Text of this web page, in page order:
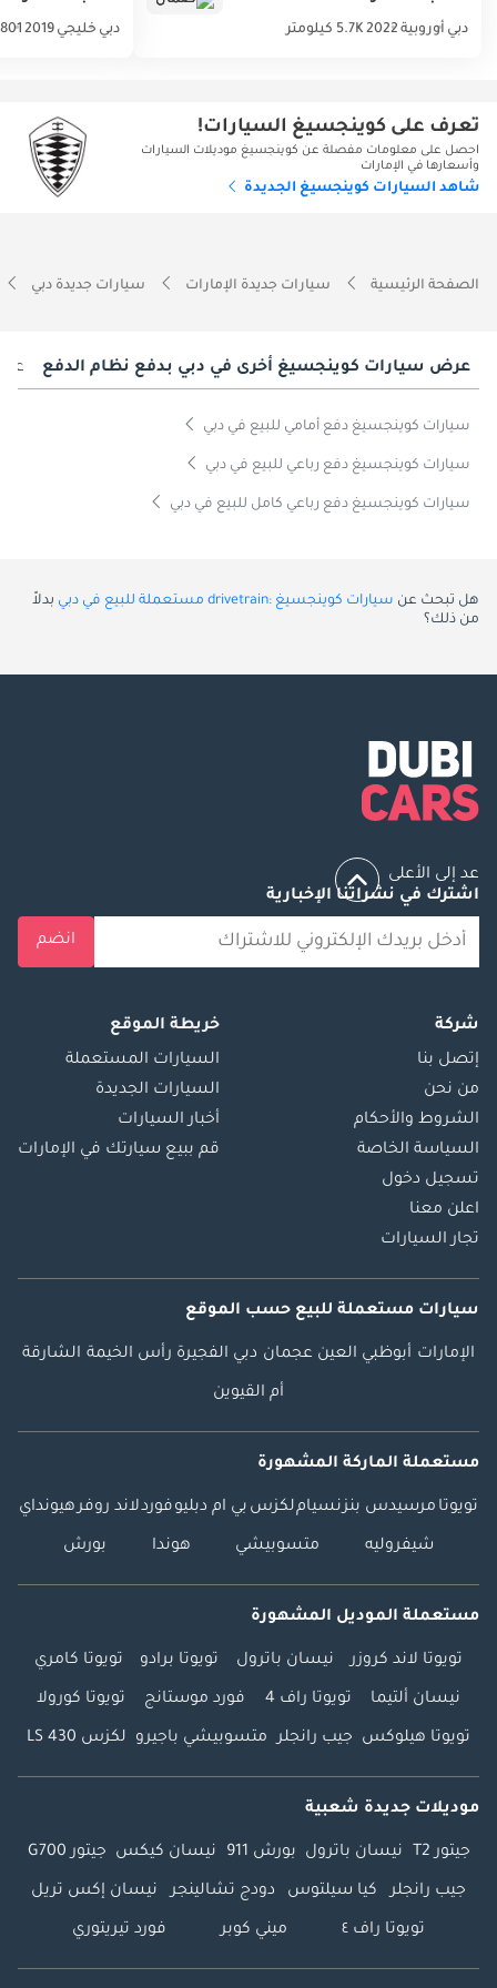
دبي أوروبية 20225.7K كيلومتر دبي خليجي 2019 801 كيلومتر
تعرف على كوينجسيغ السيارات!
احصل على معلومات مفصلة عن كوينجسيغ موديلات السيارات
وأسعارها في الإمارات
شاهد السيارات كوينجسيغ الجديدة
الصفحة الرئيسية سيارات جديدة الإمارات سيارات جديدة دبي
عرض سيارات كوينجسيغ أخرى في دبي بدفع نظام الدفع
سيارات كوينجسيغ دفع أمامي للبيع في دبي
سيارات كوينجسيغ دفع رباعي للبيع في دبي
سيارات كوينجسيغ دفع رباعي كامل للبيع في دبي
هل تبحث عن سيارات كوينجسيغ :drivetrain مستعملة للبيع في دبي
بدلاً
من ذلك؟
عد إلى الأعلى
اشترك في نشراتنا الإخبارية
انضم
شركة
إتصل بنا
من نحن
الشروط والأحكام
السياسة الخاصة
تسجيل دخول
اعلن معنا
تجار السيارات
خريطة الموقع
السيارات المستعملة
السيارات الجديدة
أخبار السيارات
قم ببيع سيارتك في الإمارات
سيارات مستعملة للبيع حسب الموقع
الإمارات أبوظبي العين عجمان دبي الفجيرة رأس الخيمة الشارقة
أم القيوين
مستعملة الماركة المشهورة
تويوتا مرسيدس بنزنسياملكزس بي ام دبليوفوردلاند روفرهيونداي
شيفروليه متسوبيشي هوندا بورش
مستعملة الموديل المشهورة
تويوتا لاند كروزر نيسان باترول تويوتا برادو تويوتا كامري
نيسان ألتيما تويوتا راف 4 فورد موستانج تويوتا كورولا
تويوتا هيلوكس جيب رانجلر متسوبيشي باجيرو لكزس LS 430
موديلات جديدة شعبية
جيتور T2 نيسان باترول بورش 911 نيسان كيكس جيتور G700
جيب رانجلر كيا سيلتوس دودج تشالينجر نيسان إكس تريل
تويوتا راف ٤ ميني كوبر فورد تيريتوري